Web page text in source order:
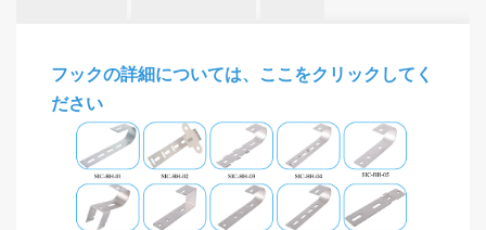
フックの詳細については、ここをクリックしてく
ださい